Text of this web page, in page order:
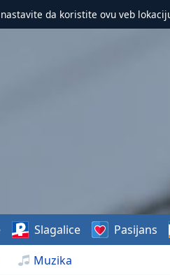
nastavite da koristite ovu veb
Muzika
Slagalice Pasijans